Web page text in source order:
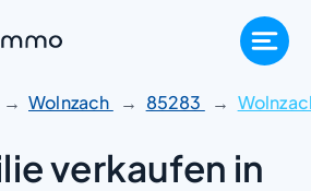
Wolnzach 85283
verkaufen in